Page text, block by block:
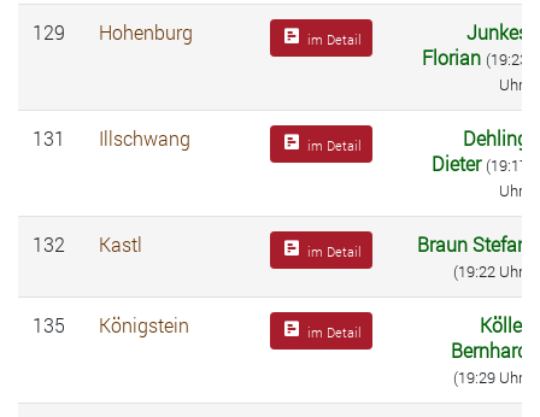
129 Hohenburg im Detail
Junkes
Florian (19:23
Uhr)
131 Illschwang im Detail
Dehling
Dieter (19:17
Uhr)
132 Kastl im Detail Braun Stefan
(19:22 Uhr)
135 Königstein im Detail
Köller
Bernhard
(19:29 Uhr)